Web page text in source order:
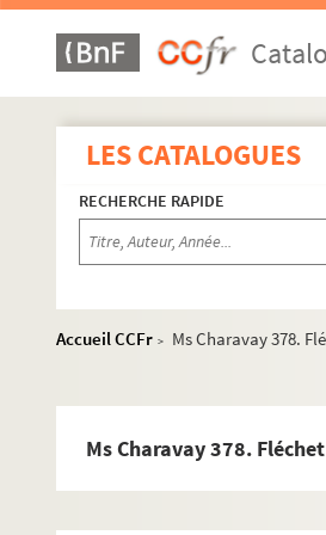
LES CATALOGUES
RECHERCHE RAPIDE
Accueil CCFr >
Ms Charavay 378.
Ms Charavay 378.
Ms Charavay 350. Du
Ms Charavay 351. Eynard
Ms Charavay 352. Faivre
Ms Charavay 353. Falconet
Ms Charavay 354.
Ms Charavay 355.
Ms Charavay 356.
Ms Charavay 357. Fargues
Ms Charavay 361. Favre